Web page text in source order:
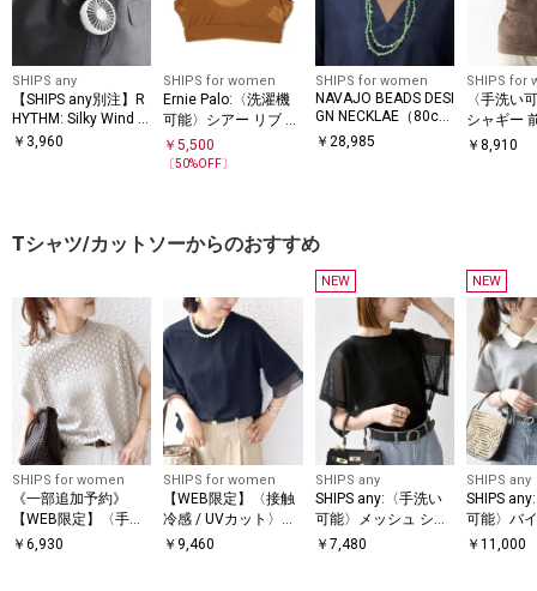
SHIPS any
【SHIPS any別注】R
HYTHM: Silky Wind M
obile 4 ハンディ ファ
￥ 3,960
SHIPS for women
Ernie Palo:〈洗濯機
可能〉シアー リブ ブ
ラレット
￥5,500
〔50%OFF〕
SHIPS for women
NAVAJO BEADS DESI
GN NECKLAE（80c
m）
￥ 28,985
SHIPS for
〈手洗い
シャギー
スクエア
￥8,910
Tシャツ/カットソーからのおすすめ
SHIPS for women
《一部追加予約》
【WEB限定】〈手洗
い可能〉アイレット
￥ 6,930
SHIPS for women
【WEB限定】〈接触
冷感 / UVカット〉シ
アー オーガンジー コ
￥ 9,460
NEW
SHIPS any
SHIPS any:〈手洗い
可能〉メッシュ シア
ー ハンカチ スリーブ
￥ 7,480
NEW
SHIPS any
SHIPS
可能〉バ
ョートス
￥11,000